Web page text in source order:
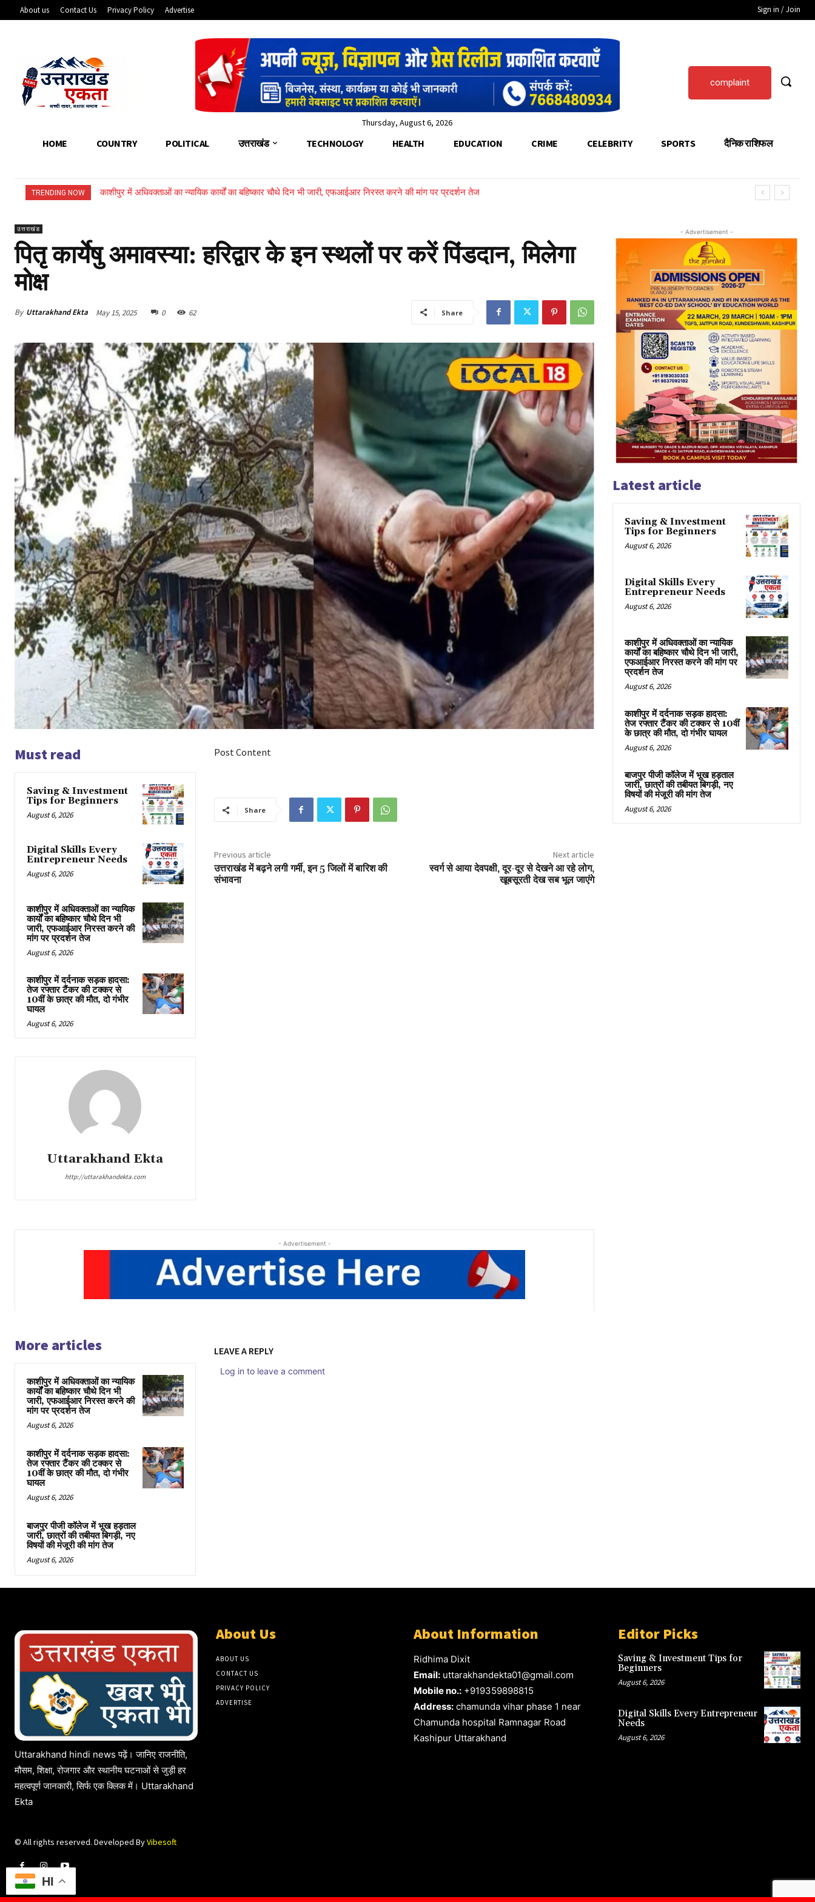
About us Contact Us Privacy Policy Advertise Sign in / Join
Thursday, August 6, 2026
complaint
HOME COUNTRY POLITICAL उत्तराखंड TECHNOLOGY HEALTH EDUCATION CRIME CELEBRITY SPORTS दैनिक राशिफल
TRENDING NOW काशीपुर में अधिवक्ताओं का न्यायिक कार्यों का बहिष्कार चौथे दिन भी जारी, एफआईआर निरस्त करने की मांग पर प्रदर्शन तेज
काशीपुर में दर्दनाक सड़क हादसा: तेज रफ्तार टैंकर की टक्कर से 10वीं के छात्र की मौत, दो गंभीर घायल
उत्तराखंड
पितृ कार्येषु अमावस्या: हरिद्वार के इन स्थलों पर करें पिंडदान, मिलेगा
मोक्ष
By Uttarakhand Ekta May 15, 2025 0 62 Share
Must read
Saving & Investment
Tips for Beginners
August 6, 2026
Digital Skills Every
Entrepreneur Needs
August 6, 2026
काशीपुर में अधिवक्ताओं का न्यायिक
कार्यों का बहिष्कार चौथे दिन भी
जारी, एफआईआर निरस्त करने की
मांग पर प्रदर्शन तेज
August 6, 2026
काशीपुर में दर्दनाक सड़क हादसा:
तेज रफ्तार टैंकर की टक्कर से
10वीं के छात्र की मौत, दो गंभीर
घायल
August 6, 2026
Uttarakhand Ekta
http://uttarakhandekta.com
Post Content
Share
Previous article
उत्तराखंड में बढ़ने लगी गर्मी, इन 5 जिलों में बारिश की
संभावना
Next article
स्वर्ग से आया देवपक्षी, दूर-दूर से देखने आ रहे लोग,
खूबसूरती देख सब भूल जाएंगे
- Advertisement -
More articles
काशीपुर में अधिवक्ताओं का न्यायिक
कार्यों का बहिष्कार चौथे दिन भी
जारी, एफआईआर निरस्त करने की
मांग पर प्रदर्शन तेज
August 6, 2026
काशीपुर में दर्दनाक सड़क हादसा:
तेज रफ्तार टैंकर की टक्कर से
10वीं के छात्र की मौत, दो गंभीर
घायल
August 6, 2026
बाजपुर पीजी कॉलेज में भूख हड़ताल
जारी, छात्रों की तबीयत बिगड़ी, नए
विषयों की मंजूरी की मांग तेज
August 6, 2026
LEAVE A REPLY
Log in to leave a comment
- Advertisement -
Latest article
Saving & Investment
Tips for Beginners
August 6, 2026
Digital Skills Every
Entrepreneur Needs
August 6, 2026
काशीपुर में अधिवक्ताओं का न्यायिक
कार्यों का बहिष्कार चौथे दिन भी जारी,
एफआईआर निरस्त करने की मांग पर
प्रदर्शन तेज
August 6, 2026
काशीपुर में दर्दनाक सड़क हादसा:
तेज रफ्तार टैंकर की टक्कर से 10वीं
के छात्र की मौत, दो गंभीर घायल
August 6, 2026
बाजपुर पीजी कॉलेज में भूख हड़ताल
जारी, छात्रों की तबीयत बिगड़ी, नए
विषयों की मंजूरी की मांग तेज
August 6, 2026
Uttarakhand hindi news पढ़ें। जानिए राजनीति,
मौसम, शिक्षा, रोजगार और स्थानीय घटनाओं से जुड़ी हर
महत्वपूर्ण जानकारी, सिर्फ एक क्लिक में। Uttarakhand
Ekta
© All rights reserved. Developed ByVibesoft
About Us
ABOUT US
CONTACT US
PRIVACY POLICY
ADVERTISE
About Information
Ridhima Dixit
Email: uttarakhandekta01@gmail.com
Mobile no.: +919359898815
Address: chamunda vihar phase 1 near
Chamunda hospital Ramnagar Road
Kashipur Uttarakhand
Editor Picks
Saving & Investment Tips for
Beginners
August 6, 2026
Digital Skills Every Entrepreneur
Needs
August 6, 2026
HI